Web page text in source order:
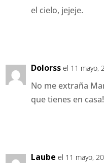
el cielo, jejeje.
Dolorss el 11 mayo,
No me extraña
que tienes en
Laube el 11 mayo,